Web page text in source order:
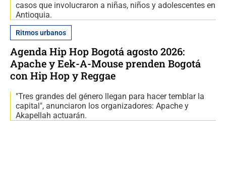
casos que involucraron a niñas, niños y adolescentes en
Antioquia.
Ritmos urbanos
Agenda Hip Hop Bogotá agosto 2026:
Apache y Eek-A-Mouse prenden Bogotá
con Hip Hop y Reggae
"Tres grandes del género llegan para hacer temblar la
capital", anunciaron los organizadores: Apache y
Akapellah actuarán.